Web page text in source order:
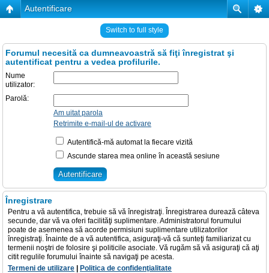
Autentificare
Switch to full style
Forumul necesită ca dumneavoastră să fiţi înregistrat şi
autentificat pentru a vedea profilurile.
Nume
utilizator:
Parolă:
Am uitat parola
Retrimite e-mail-ul de activare
Autentifică-mă automat la fiecare vizită
Ascunde starea mea online în această sesiune
Înregistrare
Pentru a vă autentifica, trebuie să vă înregistraţi. Înregistrarea durează câteva
secunde, dar vă va oferi facilităţi suplimentare. Administratorul forumului
poate de asemenea să acorde permisiuni suplimentare utilizatorilor
înregistraţi. Înainte de a vă autentifica, asiguraţi-vă că sunteţi familiarizat cu
termenii noştri de folosire şi politicile asociate. Vă rugăm să vă asiguraţi că aţi
citit regulile forumului înainte să navigaţi pe acesta.
Termeni de utilizare
Politica de confidenţialitate